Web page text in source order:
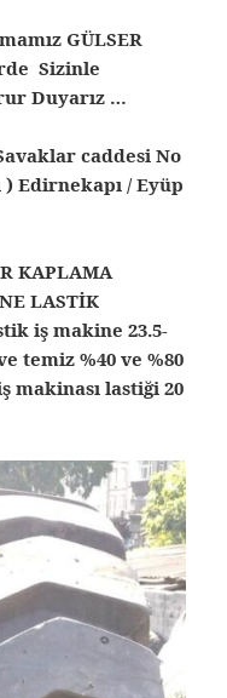
GÜLSER
Sizinle
Duyarız …
caddesi No
Edirnekapı / Eyüp
KAPLAMA
LASTİK
iş makine 23.5-
temiz %40 ve %80
makinası lastiği 20